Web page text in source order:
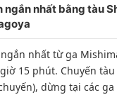
ngắn nhất bằng tàu
nhất từ ​​ga
15 phút. Chuyến
dừng tại các